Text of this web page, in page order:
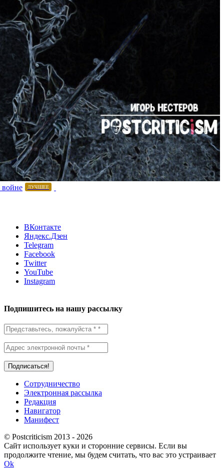
ЛУЧШЕЕ
ВКонтакте
Яндекс.Дзен
Telegram
Facebook
Twitter
YouTube
Instagram
Подпишитесь на нашу рассылку
Сотрудничество
Электронная рассылка
Редакция
Навигатор
Манифест
© Postcriticism 2013 - 2026
Сайт использует куки и сторонние сервисы. Если вы
продолжите чтение, мы будем считать, что вас это устраивает
Ok